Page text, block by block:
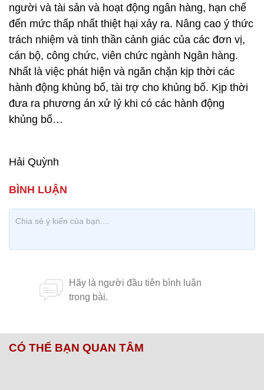
người và tài sản và hoạt động ngân hàng, hạn chế
đến mức thấp nhất thiệt hại xảy ra. Nâng cao ý thức
trách nhiệm và tinh thần cảnh giác của các đơn vị,
cán bộ, công chức, viên chức ngành Ngân hàng.
Nhất là việc phát hiện và ngăn chặn kịp thời các
hành động khủng bố, tài trợ cho khủng bố. Kịp thời
đưa ra phương án xử lý khi có các hành động
khủng bố…
Hải Quỳnh
CÓ THỂ BẠN QUAN TÂM